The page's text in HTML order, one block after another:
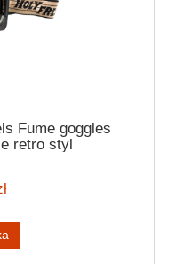
Fume goggles
retro styl